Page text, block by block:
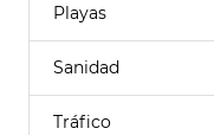
Playas
Sanidad
Tráfico